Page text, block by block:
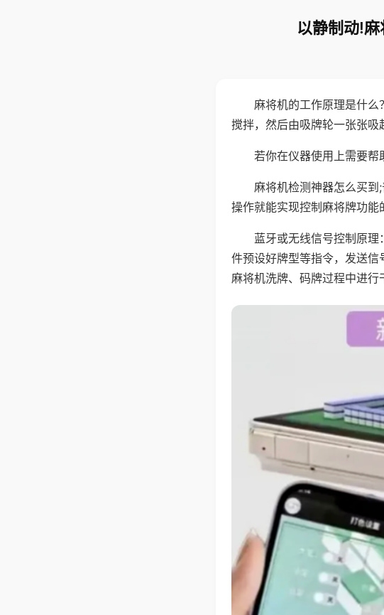
以静制动!
麻将机的工作原理是什
搅拌，然后由吸牌轮一张张吸
若你在仪器使用上需要帮
麻将机检测神器怎么买
操作就能实现控制麻将牌功能
蓝牙或无线信号控制原
件预设好牌型等指令，发送
麻将机洗牌、码牌过程中进行